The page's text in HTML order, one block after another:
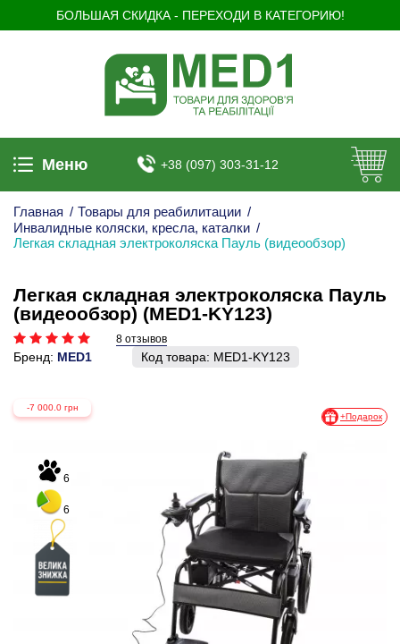
БОЛЬШАЯ СКИДКА - ПЕРЕХОДИ В КАТЕГОРИЮ!
Меню +38 (097) 303-31-12
Главная / Товары для реабилитации /
Инвалидные коляски, кресла, каталки /
Легкая складная электроколяска Пауль (видеообзор)
Легкая складная электроколяска Пауль
(видеообзор) (MED1-KY123)
8 отзывов
Бренд: MED1 Код товара: MED1-KY123
-7 000.0 грн
6
6
+Подарок